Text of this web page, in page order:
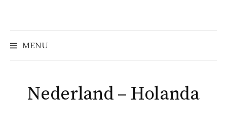
MENU
Nederland – Holanda